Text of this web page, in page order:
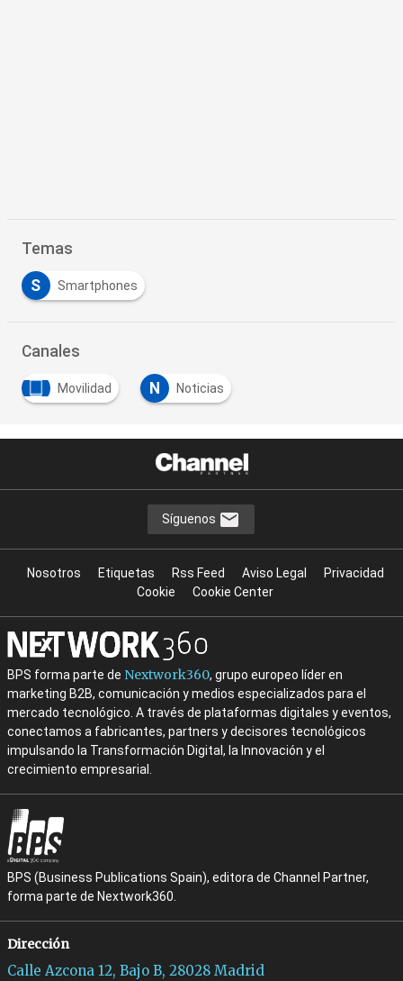
Temas
S Smartphones
Canales
Movilidad N Noticias
Síguenos
Nosotros Etiquetas Rss Feed Aviso Legal
Privacidad
Cookie
Cookie Center
BPS forma parte de Nextwork360, grupo europeo líder en
marketing B2B, comunicación y medios especializados para el
mercado tecnológico. A través de plataformas digitales y eventos,
conectamos a fabricantes, partners y decisores tecnológicos
impulsando la Transformación Digital, la Innovación y el
crecimiento empresarial.
BPS (Business Publications Spain), editora de Channel Partner,
forma parte de Nextwork360.
Dirección
Calle Azcona 12, Bajo B, 28028 Madrid